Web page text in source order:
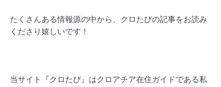
たくさんある情報源の中から、クロたびの記事をお読み
くださり嬉しいです！
当サイト『クロたび』はクロアチア在住ガイドである私